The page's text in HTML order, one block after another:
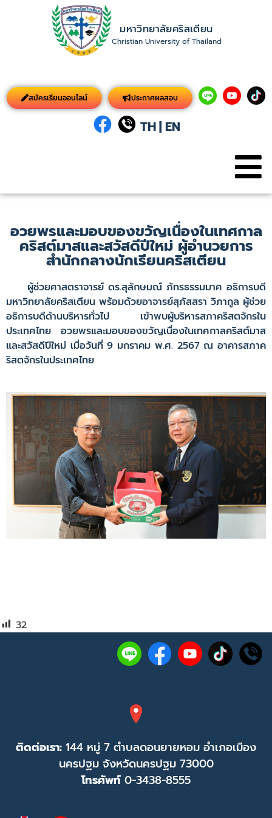
มหาวิทยาลัยคริสเตียน
Christian University of Thailand
สมัครเรียนออนไลน์ ประกาศผลสอบ
TH| EN
อวยพรและมอบของขวัญเนื่องในเทศกาล
คริสต์มาสและสวัสดีปีใหม่ ผู้อำนวยการ
สำนักกลางนักเรียนคริสเตียน
ผู้ช่วยศาสตราจารย์ ดร.สุลักษมณ์ ภัทรธรรมมาศ อธิการบดี
มหาวิทยาลัยคริสเตียน พร้อมด้วยอาจารย์สุภัสสรา วิภากูล ผู้ช่วย
อธิการบดีด้านบริหารทั่วไป เข้าพบผู้บริหารสภาคริสตจักรใน
ประเทศไทย อวยพรและมอบของขวัญเนื่องในเทศกาลคริสต์มาส
และสวัสดีปีใหม่ เมื่อวันที่ 9 มกราคม พ.ศ. 2567 ณ อาคารสภาค
ริสตจักรในประเทศไทย
32
ติดต่อเรา: 144 หมู่ 7 ตำบลดอนยายหอม อำเภอเมือง
นครปฐม จังหวัดนครปฐม 73000
โทรศัพท์ 0-3438-8555